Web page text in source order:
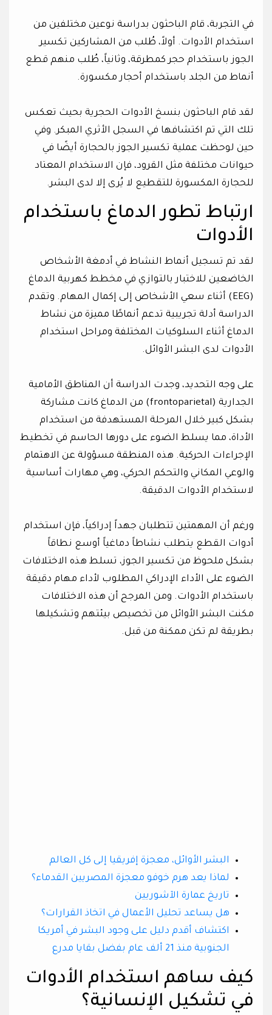
في التجربة، قام الباحثون بدراسة نوعين مختلفين من
استخدام الأدوات. أولاً، طُلب من المشاركين تكسير
الجوز باستخدام حجر كمطرقة، وثانياً، طُلب منهم قطع
أنماط من الجلد باستخدام أحجار مكسورة.
لقد قام الباحثون بنسخ الأدوات الحجرية بحيث تعكس
تلك التي تم اكتشافها في السجل الأثري المبكر. وفي
حين لوحظت عملية تكسير الجوز بالحجارة أيضًا في
حيوانات مختلفة مثل القرود، فإن الاستخدام المعتاد
للحجارة المكسورة للتقطيع لا يُرى إلا لدى البشر.
ارتباط تطور الدماغ باستخدام
الأدوات
لقد تم تسجيل أنماط النشاط في أدمغة الأشخاص
الخاضعين للاختبار بالتوازي في مخطط كهربية الدماغ
(EEG) أثناء سعي الأشخاص إلى إكمال المهام. وتقدم
الدراسة أدلة تجريبية تدعم أنماطًا مميزة من نشاط
الدماغ أثناء السلوكيات المختلفة ومراحل استخدام
الأدوات لدى البشر الأوائل.
على وجه التحديد، وجدت الدراسة أن المناطق الأمامية
الجدارية (frontoparietal) من الدماغ كانت مشاركة
بشكل كبير خلال المرحلة المستهدفة من استخدام
الأداة، مما يسلط الضوء على دورها الحاسم في تخطيط
الإجراءات الحركية. هذه المنطقة مسؤولة عن الاهتمام
والوعي المكاني والتحكم الحركي، وهي مهارات أساسية
لاستخدام الأدوات الدقيقة.
ورغم أن المهمتين تتطلبان جهداً إدراكياً، فإن استخدام
أدوات القطع يتطلب نشاطاً دماغياً أوسع نطاقاً
بشكل ملحوظ من تكسير الجوز، تسلط هذه الاختلافات
الضوء على الأداء الإدراكي المطلوب لأداء مهام دقيقة
باستخدام الأدوات. ومن المرجح أن هذه الاختلافات
مكنت البشر الأوائل من تخصيص بيئتهم وتشكيلها
بطريقة لم تكن ممكنة من قبل.
البشر الأوائل، معجزة إفريقيا إلى كل العالم
لماذا يعد هرم خوفو معجزة المصريين القدماء؟
تاريخ عمارة الآشوريين
هل يساعد تحليل الأعمال في اتخاذ القرارات؟
اكتشاف أقدم دليل على وجود البشر في أمريكا
الجنوبية منذ 21 ألف عام بفضل بقايا مدرع
كيف ساهم استخدام الأدوات
في تشكيل الإنسانية؟